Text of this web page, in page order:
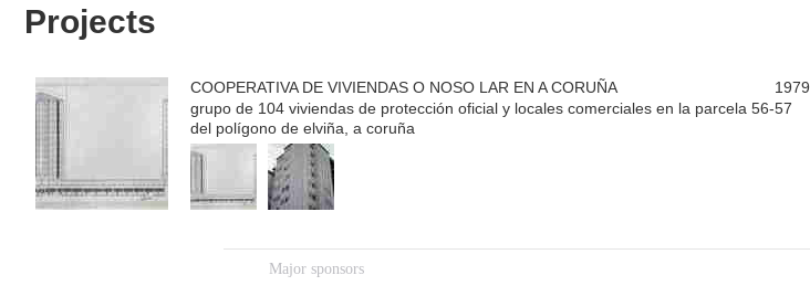
Projects
1979
COOPERATIVA DE VIVIENDAS O NOSO LAR EN A CORUÑA
grupo de 104 viviendas de protección oficial y locales comerciales en la parcela 56-57
del polígono de elviña, a coruña
Major sponsors